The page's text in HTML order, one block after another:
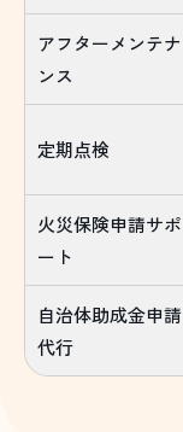
アフターメンテナ
ンス
定期点検
火災保険申請サポ
ート
自治体助成金申請
代行